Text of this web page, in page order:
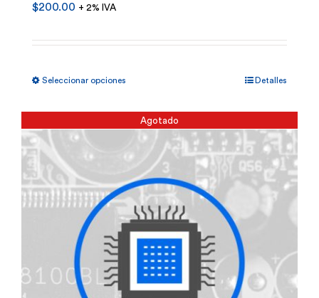
$200.00 + 2% IVA
Seleccionar opciones
tiene
múltiples
variantes.
Las
opciones
se
pueden
elegir
en
Detalles
Agotado